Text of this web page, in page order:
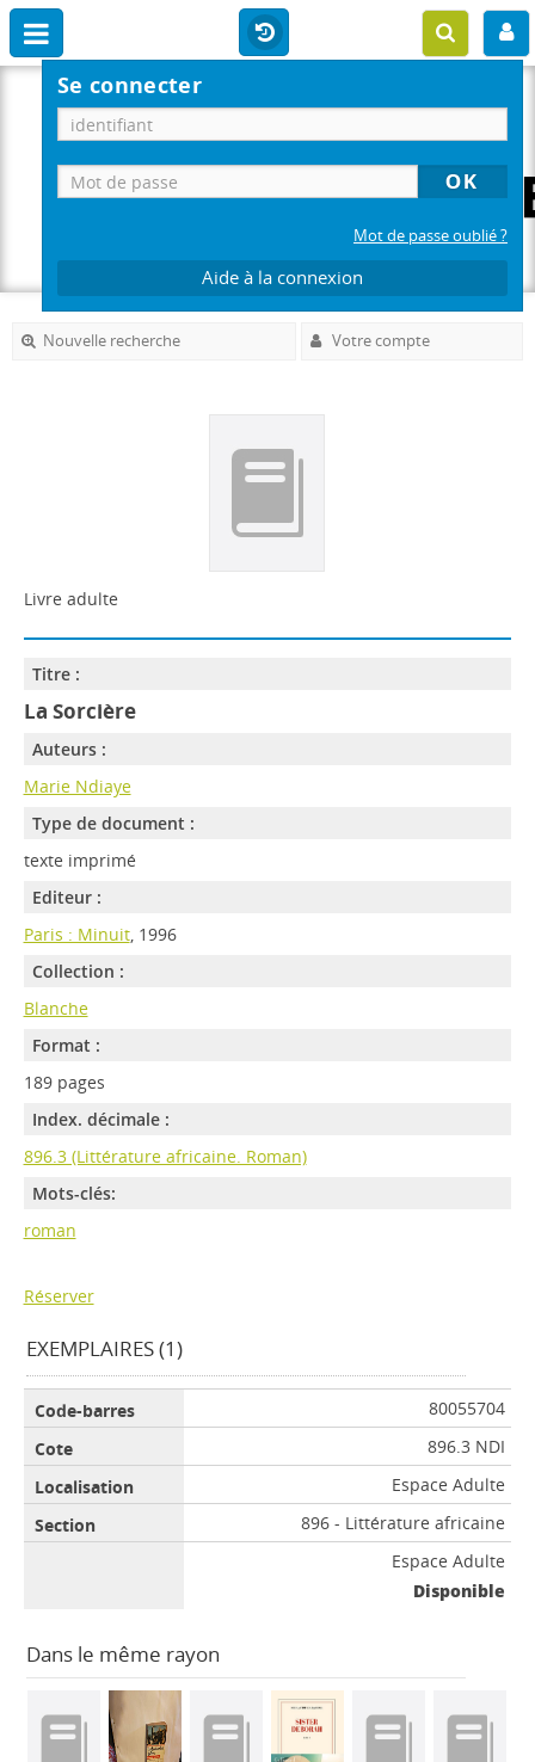
Se connecter
Mot de passe oublié ?
Aide à la connexion
Nouvelle recherche Votre compte
Livre adulte
Titre :
La Sorcière
Auteurs :
Marie Ndiaye
Type de document :
texte imprimé
Editeur :
Paris : Minuit, 1996
Collection :
Blanche
Format :
189 pages
Index. décimale :
896.3 (Littérature africaine. Roman)
Mots-clés:
roman
Réserver
EXEMPLAIRES (1)
80055704
896.3 NDI
Espace Adulte
896 - Littérature africaine
Espace Adulte
Disponible
Dans le même rayon